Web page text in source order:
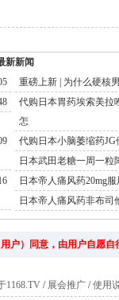
新新闻
重磅上新 | 为什么硬核
代购日本胃药埃索美拉
怎
代购日本小脑萎缩药JG
日本武田老糖一周一粒
日本帝人痛风药20mg
日本帝人痛风药非布司
户）同意，由用户自愿
1168.TV / 展会推广 /使用